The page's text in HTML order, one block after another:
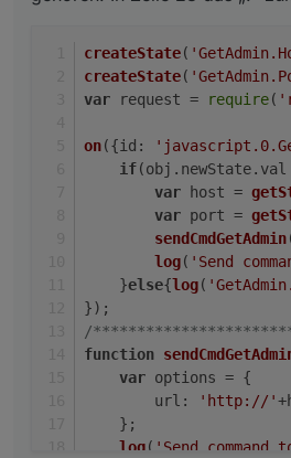
log('Send
/
function
    var options = {
url:
    };
log('Send
        }
    });
createState(
createState(
var request = require(
on({id :
if(obj. newState. val
var host =
var port =
sendCmdGetAdmin
log( 'Send
    }
else{log(
});
/
function
var options = {
url : 'http://'
    };
log( 'Send command